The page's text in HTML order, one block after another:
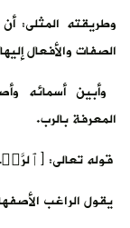
وطريقته المثلى:
الصفات والأفعال
وأبين أسمائه
المعرفة بالرب.
قوله تعالى:
يقول الراغب